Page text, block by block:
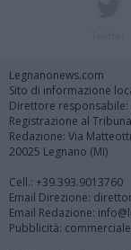
Legnanonews.com
Sito di informazione
Direttore responsabile:
Registrazione al
Redazione: Via
20025 Legnano (MI)
Cell.: +39.393.9013760
Email Direzione:
Email Redazione:
Pubblicità: